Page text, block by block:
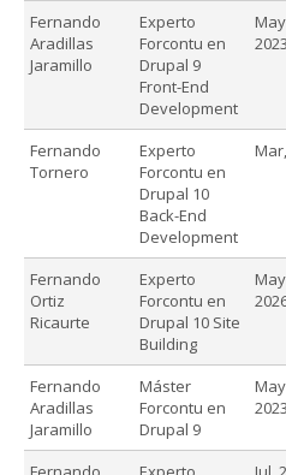
Fernando
Aradillas
Jaramillo
Experto
Forcontu en
Drupal 9
Front-End
Development
2023
Fernando
Tornero
Experto
Forcontu en
Drupal 10
Back-End
Development
Fernando
Ortiz
Ricaurte
Experto
Forcontu en
Drupal 10 Site
Building
Fernando
Aradillas
Jaramillo
Máster
Forcontu en
Drupal 9
2023